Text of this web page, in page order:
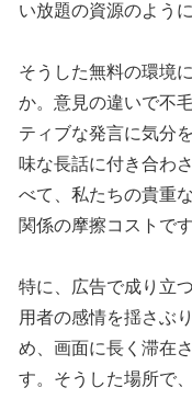
い放題の資源のよう
そうした無料の環境
か。意見の違いで不
ティブな発言に気分
味な長話に付き合わ
べて、私たちの貴重
関係の摩擦コストです
特に、広告で成り立
用者の感情を揺さぶ
め、画面に長く滞在
す。そうした場所で